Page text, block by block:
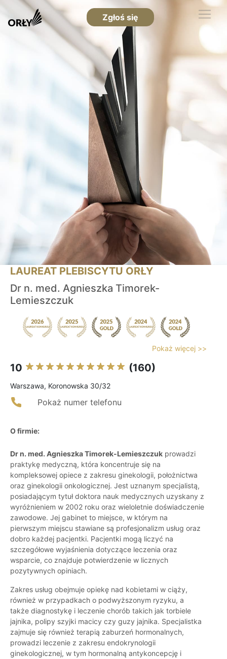
Zgłoś się
LAUREAT PLEBISCYTU ORŁY
Dr n. med. Agnieszka Timorek-
Lemieszczuk
Pokaż więcej >>
10 (160)
Warszawa, Koronowska 30/32
Pokaż numer telefonu
O firmie:
Dr n. med. Agnieszka Timorek-Lemieszczuk prowadzi
praktykę medyczną, która koncentruje się na
kompleksowej opiece z zakresu ginekologii, położnictwa
oraz ginekologii onkologicznej. Jest uznanym specjalistą,
posiadającym tytuł doktora nauk medycznych uzyskany z
wyróżnieniem w 2002 roku oraz wieloletnie doświadczenie
zawodowe. Jej gabinet to miejsce, w którym na
pierwszym miejscu stawiane są profesjonalizm usług oraz
dobro każdej pacjentki. Pacjentki mogą liczyć na
szczegółowe wyjaśnienia dotyczące leczenia oraz
wsparcie, co znajduje potwierdzenie w licznych
pozytywnych opiniach.
Zakres usług obejmuje opiekę nad kobietami w ciąży,
również w przypadkach o podwyższonym ryzyku, a
także diagnostykę i leczenie chorób takich jak torbiele
jajnika, polipy szyjki macicy czy guzy jajnika. Specjalistka
zajmuje się również terapią zaburzeń hormonalnych,
prowadzi leczenie z zakresu endokrynologii
ginekologicznej, w tym hormonalną antykoncepcję i